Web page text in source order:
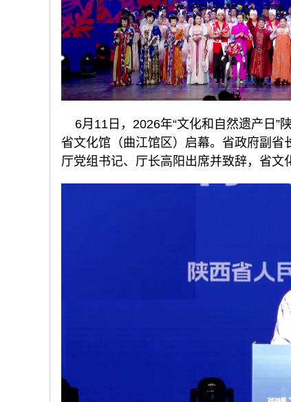
6月11日，2026年“文化和自然遗产日”
省文化馆（曲江馆区）启幕。省政府副
厅党组书记、厅长高阳出席并致辞，省文